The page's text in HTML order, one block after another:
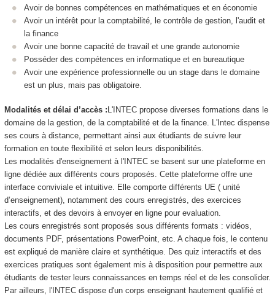
Avoir de bonnes compétences en mathématiques et en économie
Avoir un intérêt pour la comptabilité, le contrôle de gestion, l'audit et
la finance
Avoir une bonne capacité de travail et une grande autonomie
Posséder des compétences en informatique et en bureautique
Avoir une expérience professionnelle ou un stage dans le domaine
est un plus, mais pas obligatoire.
Modalités et délai d’accès : L'INTEC propose diverses formations dans le
domaine de la gestion, de la comptabilité et de la finance. L'Intec dispense
ses cours à distance, permettant ainsi aux étudiants de suivre leur
formation en toute flexibilité et selon leurs disponibilités.
Les modalités d'enseignement à l'INTEC se basent sur une plateforme en
ligne dédiée aux différents cours proposés. Cette plateforme offre une
interface conviviale et intuitive. Elle comporte différents UE ( unité
d’enseignement), notamment des cours enregistrés, des exercices
interactifs, et des devoirs à envoyer en ligne pour evaluation.
Les cours enregistrés sont proposés sous différents formats : vidéos,
documents PDF, présentations PowerPoint, etc. A chaque fois, le contenu
est expliqué de manière claire et synthétique. Des quiz interactifs et des
exercices pratiques sont également mis à disposition pour permettre aux
étudiants de tester leurs connaissances en temps réel et de les consolider.
Par ailleurs, l'INTEC dispose d'un corps enseignant hautement qualifié et